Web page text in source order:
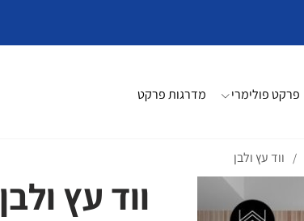
פרקט פולימרי מדרגות פרקט
/ ווד עץ ולבן
ווד עץ ולבן